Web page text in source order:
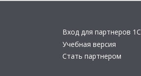
Вход для партнеров 1С
Учебная версия
Стать партнером